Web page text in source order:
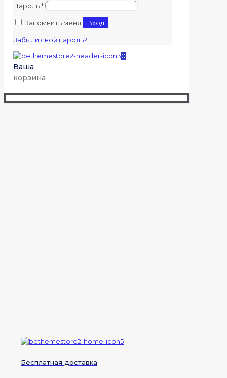
Пароль*
Запомнить меня Вход
Забыли свой пароль?
0
Ваша
корзина
Бесплатная доставка